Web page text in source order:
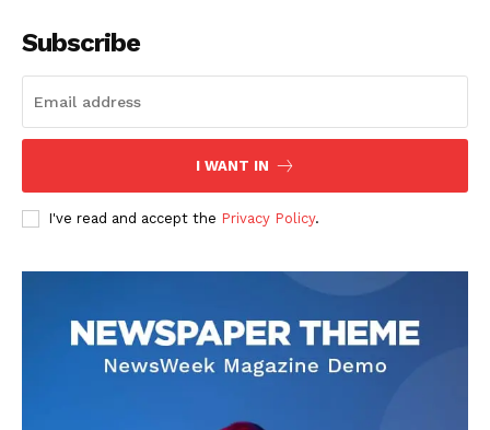
DOWNLOAD NOW
Subscribe
I WANT IN
I've read and accept the Privacy Policy.